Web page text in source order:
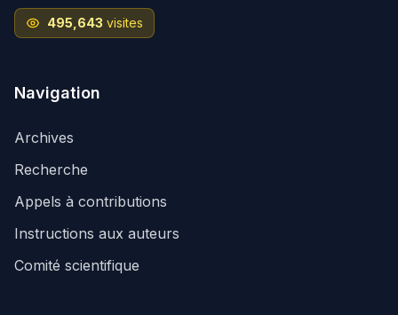
495,643 visites
Navigation
Archives
Recherche
Appels à contributions
Instructions aux auteurs
Comité scientifique